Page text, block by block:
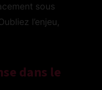
sous
l’enjeu,
dans le